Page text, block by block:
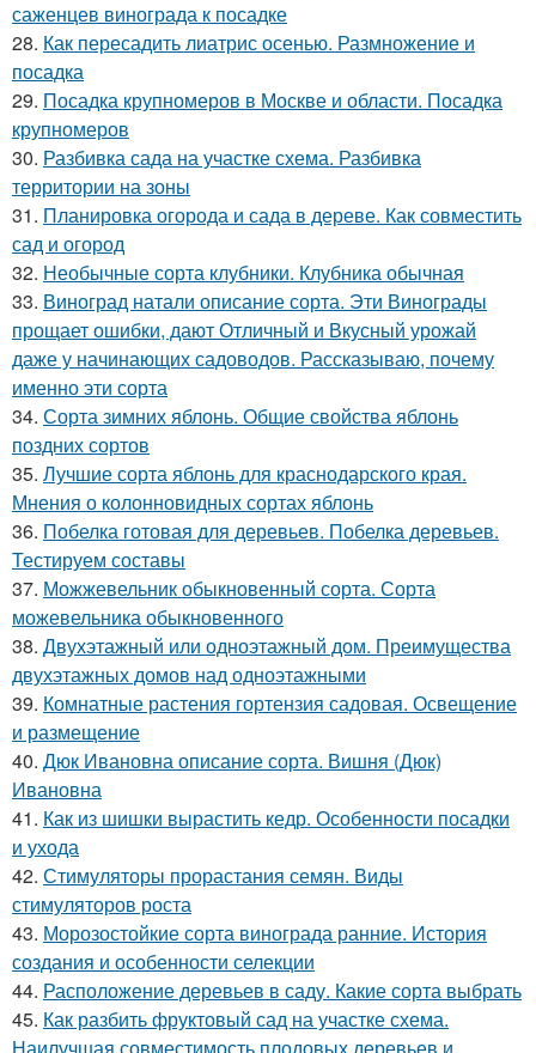
саженцев винограда к посадке
28. Как пересадить лиатрис осенью. Размножение и
посадка
29. Посадка крупномеров в Москве и области. Посадка
крупномеров
30. Разбивка сада на участке схема. Разбивка
территории на зоны
31. Планировка огорода и сада в дереве. Как совместить
сад и огород
32. Необычные сорта клубники. Клубника обычная
33. Виноград натали описание сорта. Эти Винограды
прощает ошибки, дают Отличный и Вкусный урожай
даже у начинающих садоводов. Рассказываю, почему
именно эти сорта
34. Сорта зимних яблонь. Общие свойства яблонь
поздних сортов
35. Лучшие сорта яблонь для краснодарского края.
Мнения о колонновидных сортах яблонь
36. Побелка готовая для деревьев. Побелка деревьев.
Тестируем составы
37. Можжевельник обыкновенный сорта. Сорта
можевельника обыкновенного
38. Двухэтажный или одноэтажный дом. Преимущества
двухэтажных домов над одноэтажными
39. Комнатные растения гортензия садовая. Освещение
и размещение
40. Дюк Ивановна описание сорта. Вишня (Дюк)
Ивановна
41. Как из шишки вырастить кедр. Особенности посадки
и ухода
42. Стимуляторы прорастания семян. Виды
стимуляторов роста
43. Морозостойкие сорта винограда ранние. История
создания и особенности селекции
44. Расположение деревьев в саду. Какие сорта выбрать
45. Как разбить фруктовый сад на участке схема.
Наилучшая совместимость плодовых деревьев и